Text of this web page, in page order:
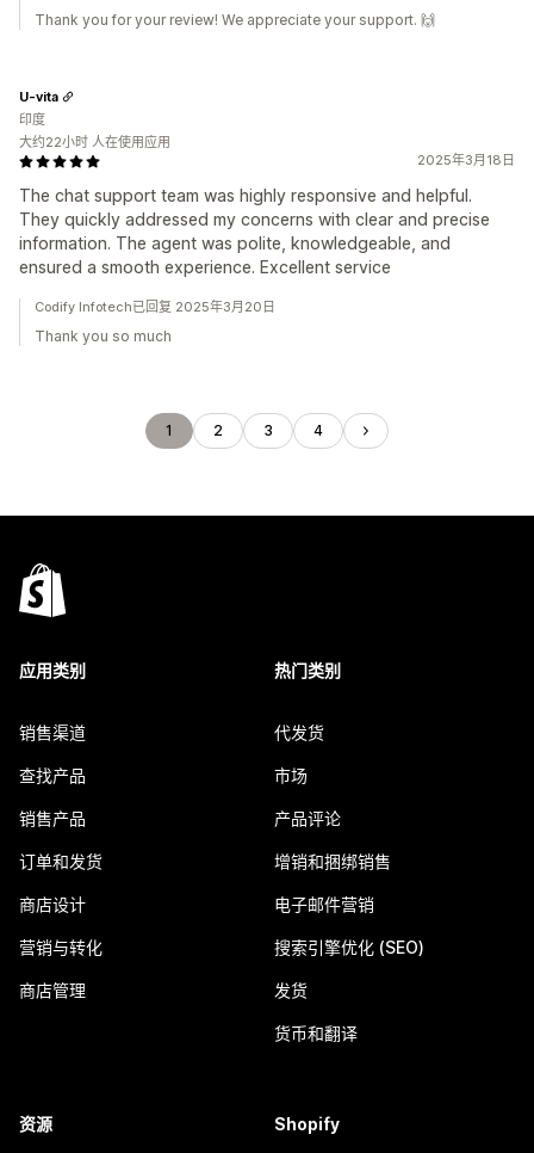
Thank you for your review! We appreciate your support. 🙌
2025年3月18日
The chat support team was highly responsive and helpful.
They quickly addressed my concerns with clear and precise
information. The agent was polite, knowledgeable, and
ensured a smooth experience. Excellent service
U-vita
印度
大约22小时 人在使用应用
Codify Infotech已回复 2025年3月20日
Thank you so much
1 2 3 4
应用类别
销售渠道
查找产品
销售产品
订单和发货
商店设计
营销与转化
商店管理
热门类别
代发货
市场
产品评论
增销和捆绑销售
电子邮件营销
搜索引擎优化 (SEO)
发货
货币和翻译
资源 Shopify